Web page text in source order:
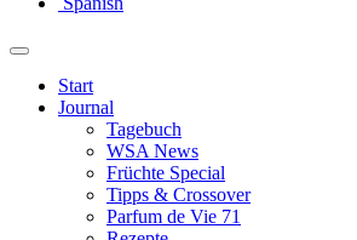
Start
Journal
Tagebuch
WSA News
Früchte Special
Tipps & Crossover
Parfum de Vie 71